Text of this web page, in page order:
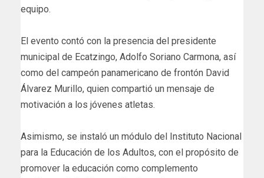
equipo.
El evento contó con la presencia del presidente
municipal de Ecatzingo, Adolfo Soriano Carmona, así
como del campeón panamericano de frontón David
Álvarez Murillo, quien compartió un mensaje de
motivación a los jóvenes atletas.
Asimismo, se instaló un módulo del Instituto Nacional
para la Educación de los Adultos, con el propósito de
promover la educación como complemento